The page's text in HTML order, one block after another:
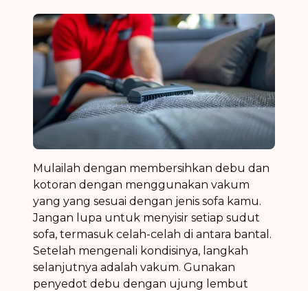
Mulailah dengan membersihkan debu dan
kotoran dengan menggunakan vakum
yang yang sesuai dengan jenis sofa kamu.
Jangan lupa untuk menyisir setiap sudut
sofa, termasuk celah-celah di antara bantal.
Setelah mengenali kondisinya, langkah
selanjutnya adalah vakum. Gunakan
penyedot debu dengan ujung lembut